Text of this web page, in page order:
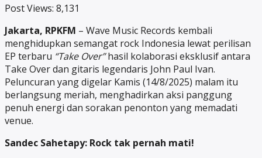
Post Views: 8,131
Jakarta, RPKFM – Wave Music Records kembali
menghidupkan semangat rock Indonesia lewat perilisan
EP terbaru “Take Over”hasil kolaborasi eksklusif antara
Take Over dan gitaris legendaris John Paul Ivan.
Peluncuran yang digelar Kamis (14/8/2025) malam itu
berlangsung meriah, menghadirkan aksi panggung
penuh energi dan sorakan penonton yang memadati
venue.
Sandec Sahetapy: Rock tak pernah mati!